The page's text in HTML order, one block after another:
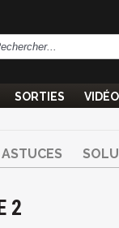
SORTIES
ASTUCES
2